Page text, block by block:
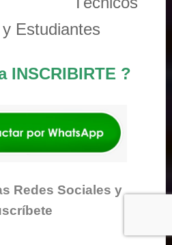
Estudiantes
INSCRIBIRTE ?
Redes Sociales y